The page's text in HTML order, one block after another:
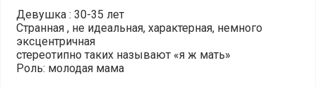
Девушка : 30-35 лет
Странная , не идеальная, характерная, немного
эксцентричная
стереотипно таких называют «я ж мать»
Роль: молодая мама